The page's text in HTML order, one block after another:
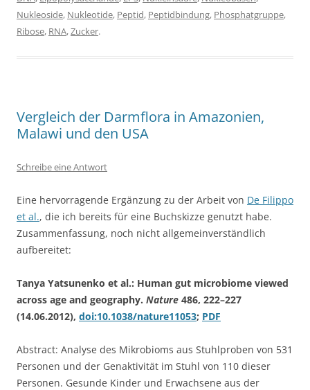
Nukleoside, Nukleotide, Peptid, Peptidbindung, Phosphatgruppe,
Ribose, RNA,Zucker.
Vergleich der Darmflora in Amazonien,
Malawi und den USA
Schreibe eine Antwort
Eine hervorragende Ergänzung zu der Arbeit von De Filippo
et al., die ich bereits für eine Buchskizze genutzt habe.
Zusammenfassung, noch nicht allgemeinverständlich
aufbereitet:
Tanya Yatsunenko et al.: Human gut microbiome viewed
across age and geography. Nature 486, 222–227
(14.06.2012), doi:10.1038/nature11053; PDF
Abstract: Analyse des Mikrobioms aus Stuhlproben von 531
Personen und der Genaktivität im Stuhl von 110 dieser
Personen. Gesunde Kinder und Erwachsene aus der